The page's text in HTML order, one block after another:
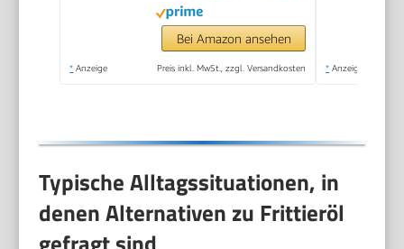
Ölbehälter 1,2kg,
Timer & Thermostat,
Spülmaschinenfest,
Bei Amazon ansehen
* Anzeige Preis inkl. MwSt., zzgl. Versandkosten * Anzeige
Typische Alltagssituationen, in
denen Alternativen zu Frittieröl